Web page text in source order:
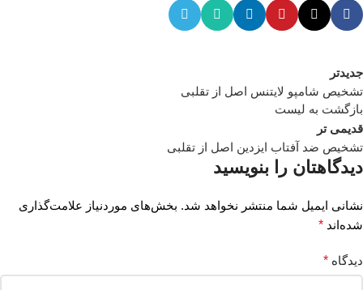
جدیدتر
تشخیص شامپو لایتنس اصل از تقلبی
بازگشت به لیست
قدیمی تر
تشخیص ضد آفتاب ایزدین اصل از تقلبی
دیدگاهتان را بنویسید
نشانی ایمیل شما منتشر نخواهد شد. بخش‌های موردنیاز علامت‌گذاری
شده‌اند *
دیدگاه *